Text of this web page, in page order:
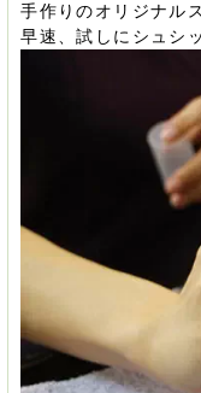
手作りのオリジナル
早速、試しにシュシ